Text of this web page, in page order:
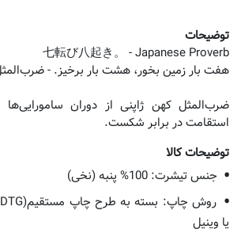
توضیحات
ضرب‌المثل کهن ژاپنی از دوران
استقامت در برابر شکست.
توضیحات کالا
جنس تیشرت: 100% پنبه (نخی)
یا وینیل